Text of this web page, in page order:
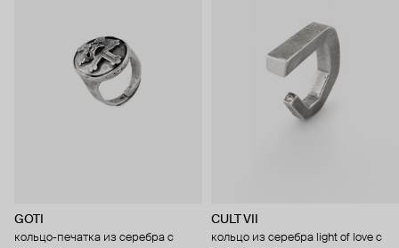
GOTI
кольцо-печатка из серебра с
CULT VII
кольцо из серебра light of love с